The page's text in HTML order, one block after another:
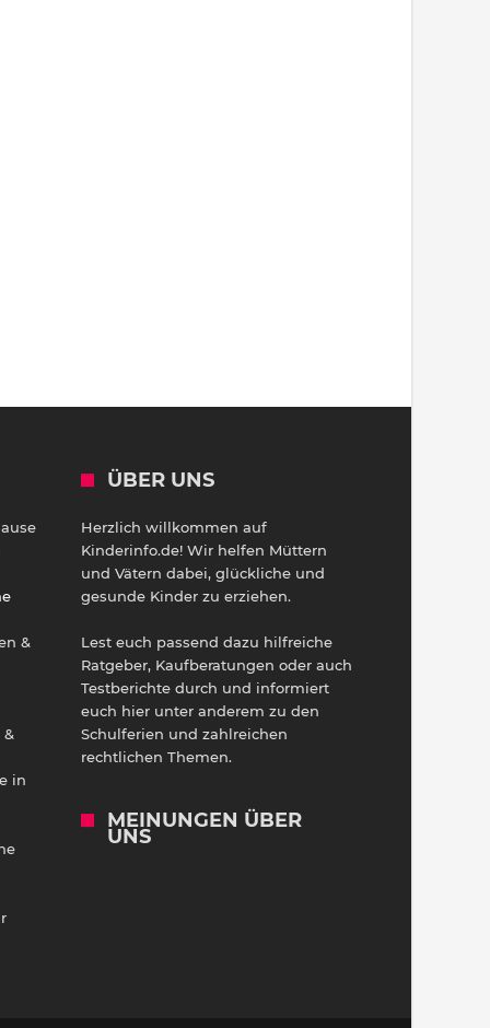
&
&
in
ÜBER UNS
Herzlich willkommen auf
Kinderinfo.de! Wir helfen Müttern
und Vätern dabei, glückliche und
gesunde Kinder zu erziehen.
Lest euch passend dazu hilfreiche
Ratgeber, Kaufberatungen oder auch
Testberichte durch und informiert
euch hier unter anderem zu den
Schulferien und zahlreichen
rechtlichen Themen.
MEINUNGEN ÜBER
UNS